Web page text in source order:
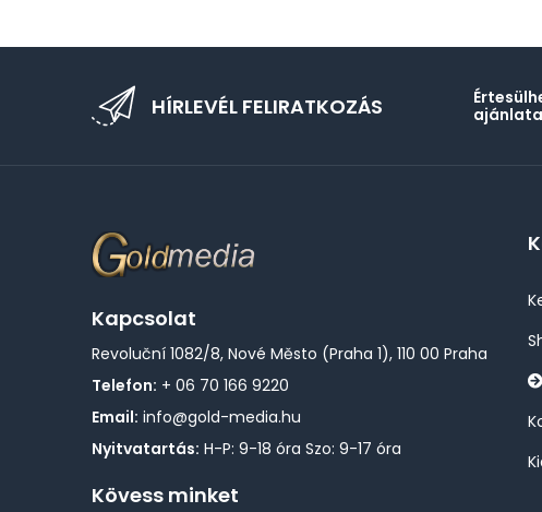
HÍRLEVÉL FELIRATKOZÁS
Kapcsolat
Revoluční 1082/8, Nové Město (Praha 1), 110 00 Praha
Telefon: + 06 70 166 9220
Email: info@gold-media.hu
Nyitvatartás: H-P: 9-18 óra Szo: 9-17 óra
Kövess minket